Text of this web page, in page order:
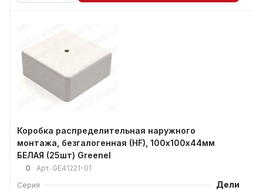
Коробка распределительная наружного
монтажа, безгалогенная (HF), 100х100х44мм
БЕЛАЯ (25шт) Greenel
0 Арт. GE41221-01
Серия
Дели